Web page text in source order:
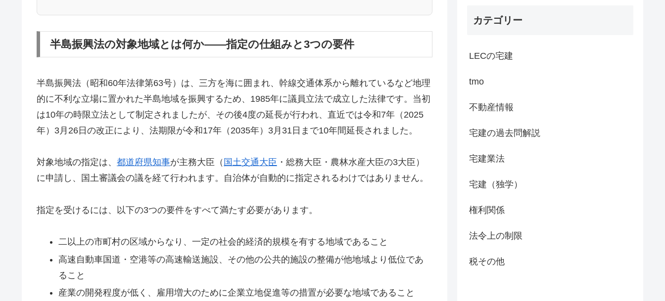
半島振興法の対象地域とは何か——指定の仕組みと3つの要件
半島振興法（昭和60年法律第63号）は、三方を海に囲まれ、幹線交通体系から離れているなど地理
的に不利な立場に置かれた半島地域を振興するため、1985年に議員立法で成立した法律です。当初
は10年の時限立法として制定されましたが、その後4度の延長が行われ、直近では令和7年（2025
年）3月26日の改正により、法期限が令和17年（2035年）3月31日まで10年間延長されました。
対象地域の指定は、 都道府県知事が主務大臣（ 国土交通大臣 ・総務大臣・農林水産大臣の3大臣）
に申請し、国土審議会の議を経て行われます。自治体が自動的に指定されるわけではありません。
指定を受けるには、以下の3つの要件をすべて満たす必要があります。
二以上の市町村の区域からなり、一定の社会的経済的規模を有する地域であること
高速自動車国道・空港等の高速輸送施設、その他の公共的施設の整備が他地域より低位であ
ること
産業の開発程度が低く、雇用増大のために企業立地促進等の措置が必要な地域であること
カテゴリー
LECの宅建
tmo
不動産情報
宅建の過去問解説
宅建業法
宅建（独学）
権利関係
法令上の制限
税その他